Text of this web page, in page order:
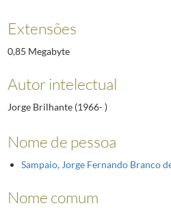
Extensões
0,85 Megabyte
Autor intelectual
Jorge Brilhante (1966- )
Nome de pessoa
Sampaio, Jorge Fernando Branco
Nome comum